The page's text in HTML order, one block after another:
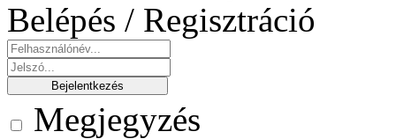
Belépés / Regisztráció
Megjegyzés